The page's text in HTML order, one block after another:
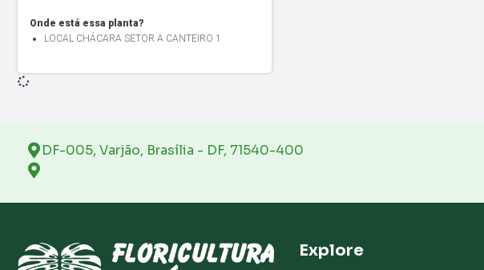
Onde está essa planta?
LOCAL CHÁCARA SETOR A CANTEIRO 1
DF-005, Varjão, Brasília - DF, 71540-400
Explore